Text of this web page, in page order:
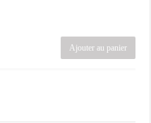
Ajouter au panier